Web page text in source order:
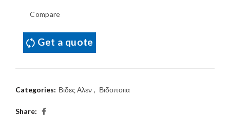
Compare
Get a quote
Categories: Βιδες Αλεν , Βιδοποιια
Share